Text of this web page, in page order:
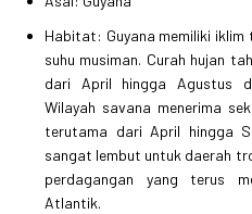
Habitat: Guyana memiliki
suhu musiman. Curah hujan
dari April hingga Agustus
Wilayah savana menerima
terutama dari April hingga
sangat lembut untuk daerah
perdagangan yang terus
Atlantik.